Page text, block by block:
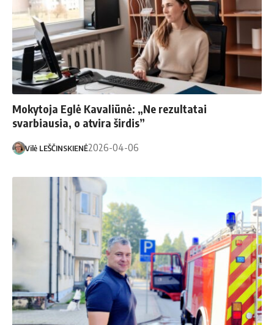
Mokytoja Eglė Kavaliūnė: „Ne rezultatai
svarbiausia, o atvira širdis”
Vilė LEŠČINSKIENĖ2026-04-06